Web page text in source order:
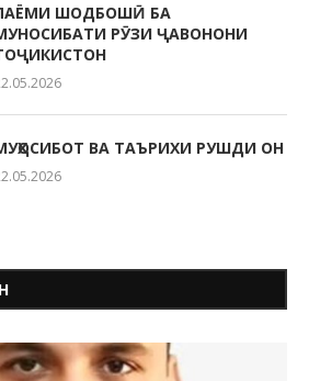
ШОДБОШӢ БА
РӮЗИ ҶАВОНОНИ
ВА ТАЪРИХИ РУШДИ ОН